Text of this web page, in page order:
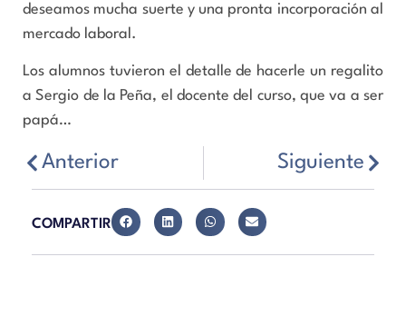
deseamos mucha suerte y una pronta incorporación al
mercado laboral.
Los alumnos tuvieron el detalle de hacerle un regalito
a Sergio de la Peña, el docente del curso, que va a ser
papá…
Anterior Siguiente
COMPARTIR